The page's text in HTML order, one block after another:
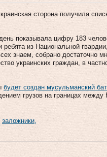
сторона получила
показывала цифру 183
из Национальной
знаем, собрано достаточно
украинских граждан, в
будет создан мусульманский
грузов на границах
заложники,